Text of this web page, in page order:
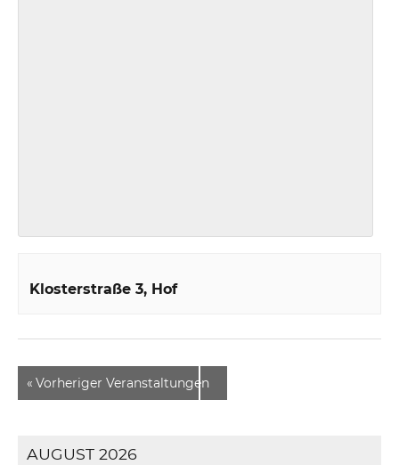
Klosterstraße 3 Hof
« Vorheriger Veranstaltungen
AUGUST 2026